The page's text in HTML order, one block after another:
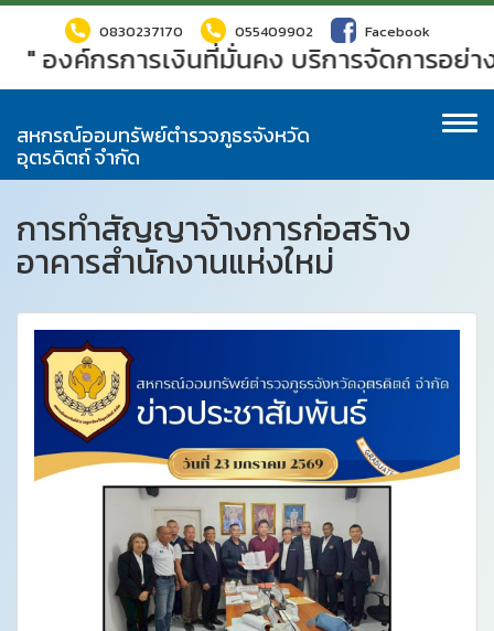
0830237170 055409902 Facebook
" องค์กรการเงินที่มั่นคง บริการจัดการอย่า
สหกรณ์ออมทรัพย์ตำรวจภูธรจังหวัด
อุตรดิตถ์ จำกัด
การทำสัญญาจ้างการก่อสร้าง
อาคารสำนักงานแห่งใหม่